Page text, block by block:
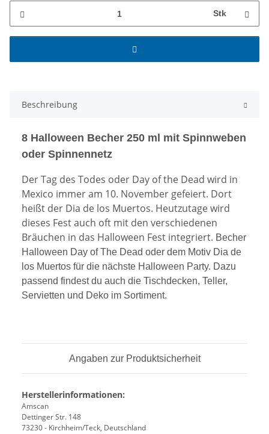
Stk
Beschreibung
8 Halloween Becher 250 ml mit Spinnweben
oder Spinnennetz
Der Tag des Todes oder Day of the Dead wird in
Mexico immer am 10. November gefeiert. Dort
heißt der Dia de los Muertos. Heutzutage wird
dieses Fest auch oft mit den verschiedenen
Bräuchen in das Halloween Fest integriert. Becher
Halloween Day of The Dead oder dem Motiv Dia de
los Muertos für die nächste Halloween Party. Dazu
passend findest du auch die Tischdecken, Teller,
Servietten und Deko im Sortiment.
Angaben zur Produktsicherheit
Herstellerinformationen:
Amscan
Dettinger Str. 148
73230 - Kirchheim/Teck, Deutschland